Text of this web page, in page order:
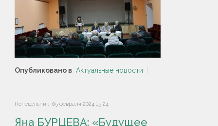
Опубликовано в Актуальные новости
Понедельник, 05 февраля 2024 15:24
Яна БУРЦЕВА: «Будущее